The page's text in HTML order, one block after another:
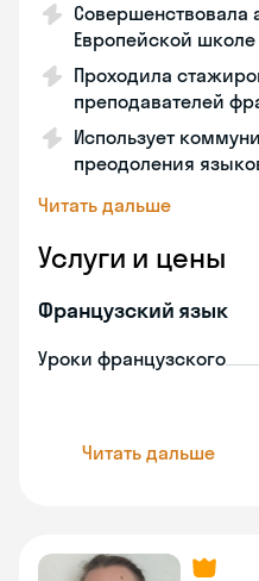
Совершенствовала
Европейской школе
Проходила
преподавателей
Использует
преодоления
Читать дальше
Услуги и цены
Французский язык
Уроки французского
Читать дальше